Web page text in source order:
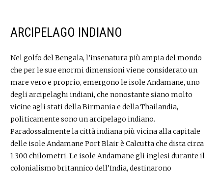
ARCIPELAGO INDIANO
Nel golfo del Bengala, l’insenatura più ampia del mondo
che per le sue enormi dimensioni viene considerato un
mare vero e proprio, emergono le isole Andamane, uno
degli arcipelaghi indiani, che nonostante siano molto
vicine agli stati della Birmania e della Thailandia,
politicamente sono un arcipelago indiano.
Paradossalmente la città indiana più vicina alla capitale
delle isole Andamane Port Blair è Calcutta che dista circa
1.300 chilometri. Le isole Andamane gli inglesi durante il
colonialismo britannico dell’India, destinarono